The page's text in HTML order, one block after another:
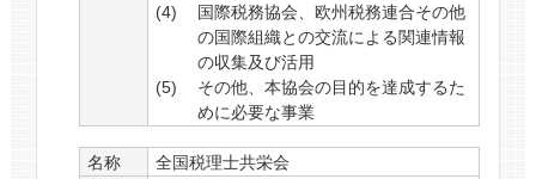
国際税務協会、欧州税務連合その他
の国際組織との交流による関連情報
の収集及び活用
その他、本協会の目的を達成するた
めに必要な事業
名称
全国税理士共栄会